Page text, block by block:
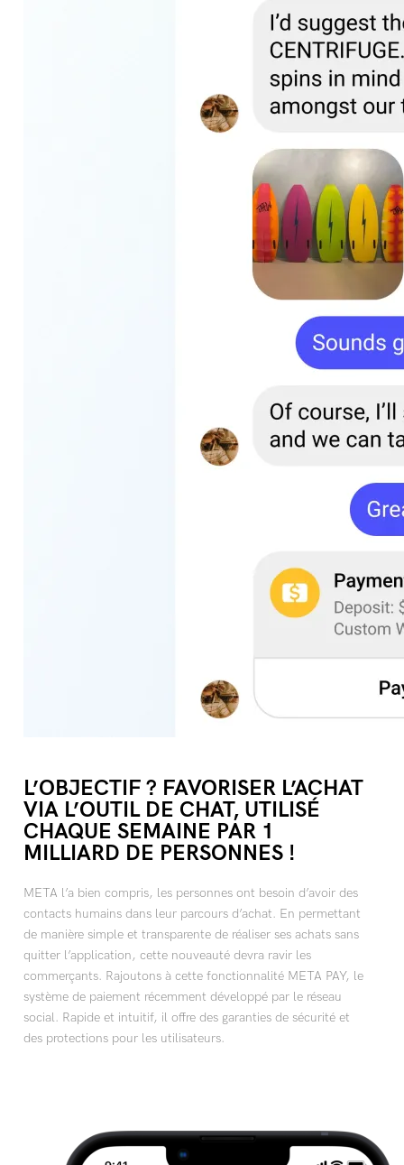
L’OBJECTIF ? FAVORISER L’ACHAT
VIA L’OUTIL DE CHAT, UTILISÉ
CHAQUE SEMAINE PAR 1
MILLIARD DE PERSONNES !
META l’a bien compris, les personnes ont besoin d’avoir des
contacts humains dans leur parcours d’achat. En permettant
de manière simple et transparente de réaliser ses achats sans
quitter l’application, cette nouveauté devra ravir les
commerçants. Rajoutons à cette fonctionnalité META PAY, le
système de paiement récemment développé par le réseau
social. Rapide et intuitif, il offre des garanties de sécurité et
des protections pour les utilisateurs.